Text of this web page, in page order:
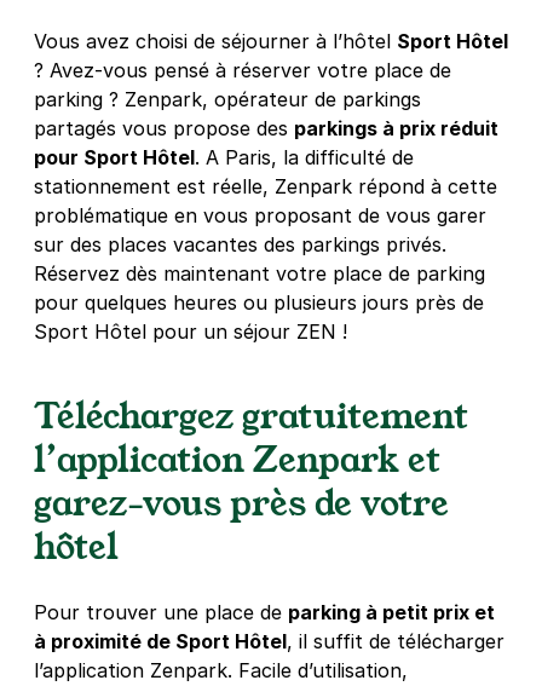
Paris - rue Brillat Savarin - Parc
Montsouris
65 rue Brillat Savarin
75013Paris
4,7(242 avis)
25 €/jour ,70 €/semaine(tarifs dégressifs)
+ Abonnements disponibles
Paris - Hôpital Sainte-Anne -
Montsouris
2 rue de l'Empereur Valentinien
75014
Paris
4,7 (245 avis)
2,50 €/heure
+ Abonnements disponibles
Vous avez choisi de séjourner à l’hôtel Sport Hôtel
? Avez-vous pensé à réserver votre place de
parking ? Zenpark, opérateur de parkings
partagés vous propose des parkings à prix réduit
pour Sport Hôtel. A Paris, la difficulté de
stationnement est réelle, Zenpark répond à cette
problématique en vous proposant de vous garer
sur des places vacantes des parkings privés.
Réservez dès maintenant votre place de parking
pour quelques heures ou plusieurs jours près de
Sport Hôtel pour un séjour ZEN !
Téléchargez gratuitement
l’application Zenpark et
garez-vous près de votre
hôtel
Pour trouver une place de parking à petit prix et
à proximité de Sport Hôtel, il suffit de télécharger
l’application Zenpark. Facile d’utilisation,